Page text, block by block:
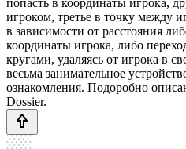
игроком, третье в точку между
в зависимости от расстояния
координаты игрока, либо
кругами, удаляясь от игрока в
весьма занимательное
ознакомления. Подоробно
Dossier.